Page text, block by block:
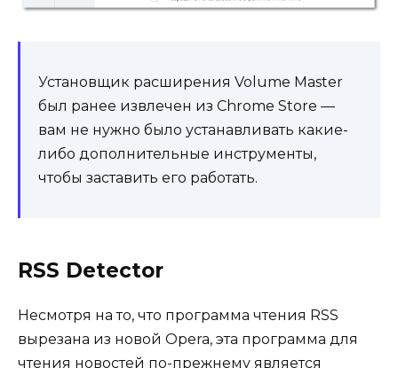
Установщик расширения Volume Master
был ранее извлечен из Chrome Store —
вам не нужно было устанавливать какие-
либо дополнительные инструменты,
чтобы заставить его работать.
RSS Detector
Несмотря на то, что программа чтения RSS
вырезана из новой Opera, эта программа для
чтения новостей по-прежнему является